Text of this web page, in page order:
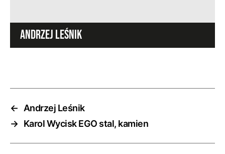
ANDRZEJ LEŚNIK
←
Andrzej Leśnik
→ Karol Wycisk EGO stal, kamien